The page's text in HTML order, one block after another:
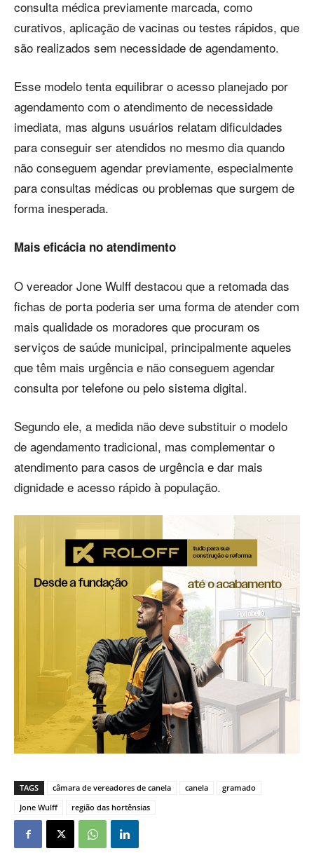
consulta médica previamente marcada, como
curativos, aplicação de vacinas ou testes rápidos, que
são realizados sem necessidade de agendamento.
Esse modelo tenta equilibrar o acesso planejado por
agendamento com o atendimento de necessidade
imediata, mas alguns usuários relatam dificuldades
para conseguir ser atendidos no mesmo dia quando
não conseguem agendar previamente, especialmente
para consultas médicas ou problemas que surgem de
forma inesperada.
Mais eficácia no atendimento
O vereador Jone Wulff destacou que a retomada das
fichas de porta poderia ser uma forma de atender com
mais qualidade os moradores que procuram os
serviços de saúde municipal, principalmente aqueles
que têm mais urgência e não conseguem agendar
consulta por telefone ou pelo sistema digital.
Segundo ele, a medida não deve substituir o modelo
de agendamento tradicional, mas complementar o
atendimento para casos de urgência e dar mais
dignidade e acesso rápido à população.
TAGS câmara de vereadores de canela canela
gramado
Jone Wulff
região das hortênsias